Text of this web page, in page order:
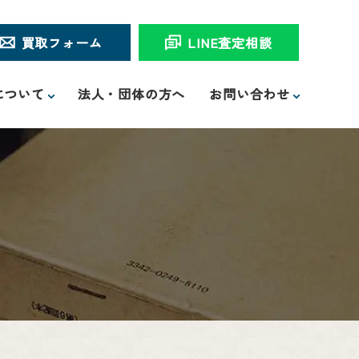
いて 法人・団体の方へ お問い合わせ
買取フォーム LINE査定相談